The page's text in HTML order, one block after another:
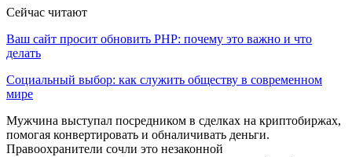
Сейчас читают
Ваш сайт просит обновить PHP: почему это важно и что
делать
Социальный выбор: как служить обществу в современном
мире
Мужчина выступал посредником в сделках на криптобиржах,
помогая конвертировать и обналичивать деньги.
Правоохранители сочли это незаконной